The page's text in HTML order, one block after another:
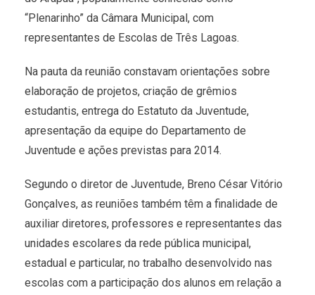
“Plenarinho” da Câmara Municipal, com
representantes de Escolas de Três Lagoas.
Na pauta da reunião constavam orientações sobre
elaboração de projetos, criação de grêmios
estudantis, entrega do Estatuto da Juventude,
apresentação da equipe do Departamento de
Juventude e ações previstas para 2014.
Segundo o diretor de Juventude, Breno César Vitório
Gonçalves, as reuniões também têm a finalidade de
auxiliar diretores, professores e representantes das
unidades escolares da rede pública municipal,
estadual e particular, no trabalho desenvolvido nas
escolas com a participação dos alunos em relação a